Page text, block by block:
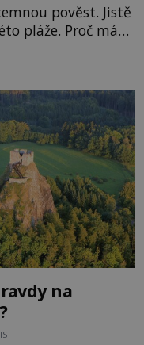
pověst. Jistě
pláže. Proč má
nevysvětlitelným
Dumas ve městě
na